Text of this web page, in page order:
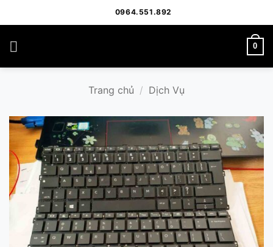
qua
dung
0964.551.892
0
Trang chủ / Dịch Vụ